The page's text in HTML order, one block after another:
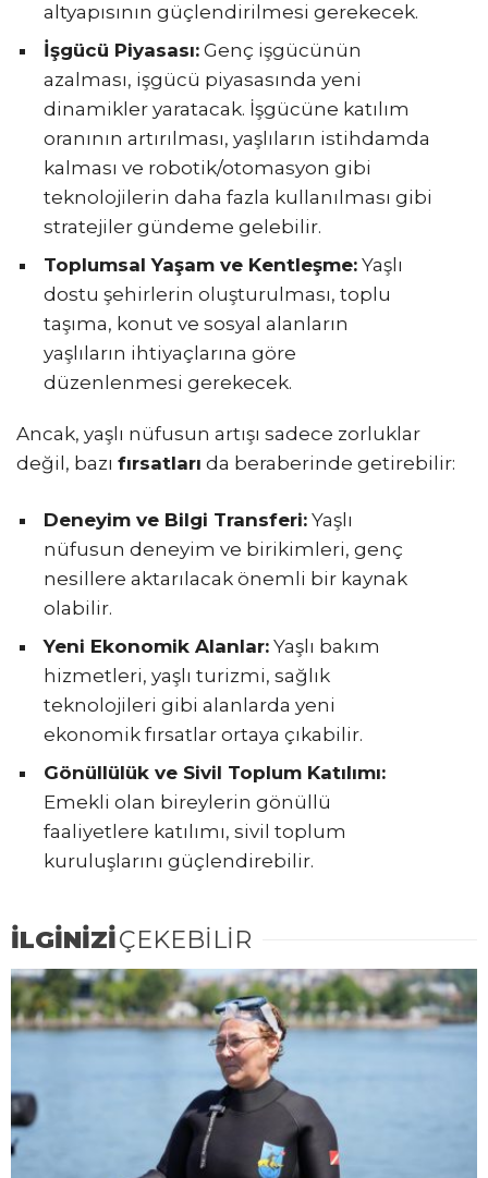
altyapısının güçlendirilmesi gerekecek.
İşgücü Piyasası: Genç işgücünün
azalması, işgücü piyasasında yeni
dinamikler yaratacak. İşgücüne katılım
oranının artırılması, yaşlıların istihdamda
kalması ve robotik/otomasyon gibi
teknolojilerin daha fazla kullanılması gibi
stratejiler gündeme gelebilir.
Toplumsal Yaşam ve Kentleşme: Yaşlı
dostu şehirlerin oluşturulması, toplu
taşıma, konut ve sosyal alanların
yaşlıların ihtiyaçlarına göre
düzenlenmesi gerekecek.
Ancak, yaşlı nüfusun artışı sadece zorluklar
değil, bazı fırsatları da beraberinde getirebilir:
Deneyim ve Bilgi Transferi: Yaşlı
nüfusun deneyim ve birikimleri, genç
nesillere aktarılacak önemli bir kaynak
olabilir.
Yeni Ekonomik Alanlar: Yaşlı bakım
hizmetleri, yaşlı turizmi, sağlık
teknolojileri gibi alanlarda yeni
ekonomik fırsatlar ortaya çıkabilir.
Gönüllülük ve Sivil Toplum Katılımı:
Emekli olan bireylerin gönüllü
faaliyetlere katılımı, sivil toplum
kuruluşlarını güçlendirebilir.
İLGİNİZİÇEKEBİLİR